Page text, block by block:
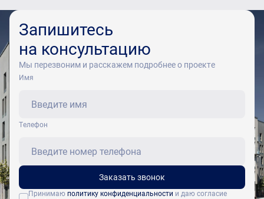
Запишитесь
на консультацию
Мы перезвоним и расскажем подробнее о проекте
Имя
Tелефон
Заказать звонок
Принимаю политику конфиденциальности и даю согласие